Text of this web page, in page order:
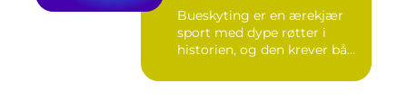
Bueskyting er en ærekjær
sport med dype røtter i
historien, og den krever bå...